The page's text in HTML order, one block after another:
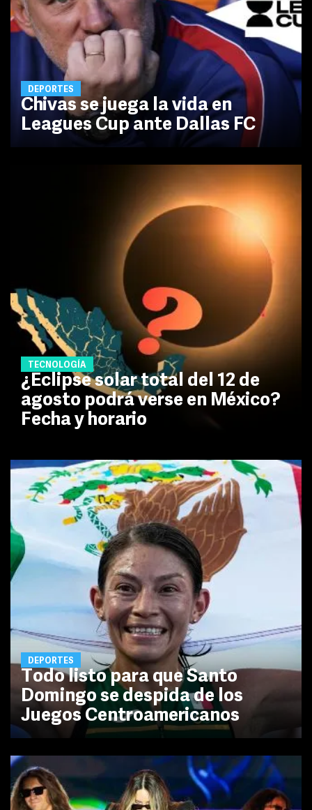
DEPORTES
Chivas se juega la vida en
Leagues Cup ante Dallas FC
TECNOLOGÍA
¿Eclipse solar total del 12 de
agosto podrá verse en México?
Fecha y horario
DEPORTES
Todo listo para que Santo
Domingo se despida de los
Juegos Centroamericanos